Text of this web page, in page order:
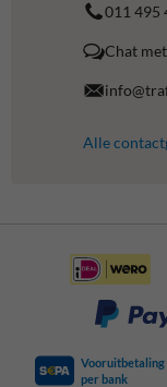
011 495
Chat
Alle
Vooruitbetaling
per bank